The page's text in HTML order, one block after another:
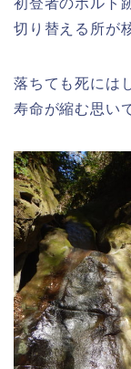
初登者のボルト
切り替える所が
落ちても死には
寿命が縮む思い